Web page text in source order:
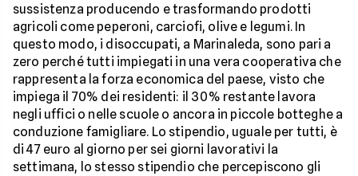
sussistenza producendo e trasformando prodotti
agricoli come peperoni, carciofi, olive e legumi. In
questo modo, i disoccupati, a Marinaleda, sono pari a
zero perché tutti impiegati in una vera cooperativa che
rappresenta la forza economica del paese, visto che
impiega il 70% dei residenti: il 30% restante lavora
negli uffici o nelle scuole o ancora in piccole botteghe a
conduzione famigliare. Lo stipendio, uguale per tutti, è
di 47 euro al giorno per sei giorni lavorativi la
settimana, lo stesso stipendio che percepiscono gli